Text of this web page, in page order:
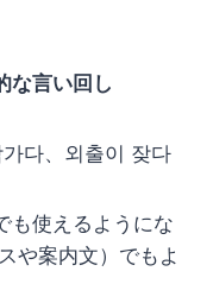
な言い回し
다、외출이 잦다
も使えるようにな
や案内文）でもよ